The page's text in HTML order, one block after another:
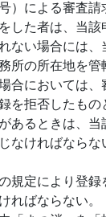
による審査請
した者は、当
ない場合には
所の所在地を
合においては
拒否したもの
あるときは、
ければならな
規定により登
ればならない。